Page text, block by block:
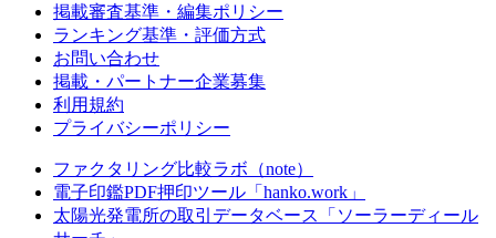
掲載審査基準・編集ポリシー
ランキング基準・評価方式
お問い合わせ
掲載・パートナー企業募集
利用規約
プライバシーポリシー
ファクタリング比較ラボ（note）
電子印鑑PDF押印ツール「hanko.work」
太陽光発電所の取引データベース「ソーラーディール